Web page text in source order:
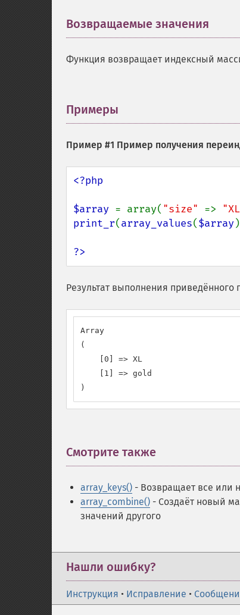
Возвращаемые значения
Функция возвращает индексный
Примеры
Пример #1 Пример получения
<?php
$array = array( "size" =>
print_r(array_values($array
?>
Результат выполнения приведённого
Array
(
    [0] => XL
    [1] => gold
)
Смотрите также
array_keys() - Возвращает все или
array_combine() - Создаёт новый
значений другого
Нашли ошибку?
Инструкция • Исправление •